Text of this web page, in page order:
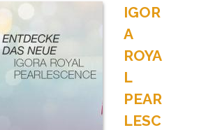
IGOR
A
ROYA
L
PEAR
LESC